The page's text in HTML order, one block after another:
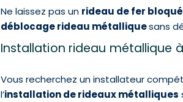
Ne laissez pas un rideau de fer bloqué
déblocage rideau métalliquesans
Installation rideau métallique à
Vous recherchez un installateur
l’installation de rideaux métalliques